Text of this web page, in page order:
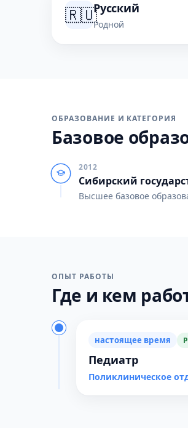
🇷🇺Русский
Родной
ОБРАЗОВАНИЕ И КАТЕГОРИЯ
Базовое
2012
Сибирский
Высшее базовое
ОПЫТ РАБОТЫ
Где и кем
настоящее время
Педиатр
Поликлиническое